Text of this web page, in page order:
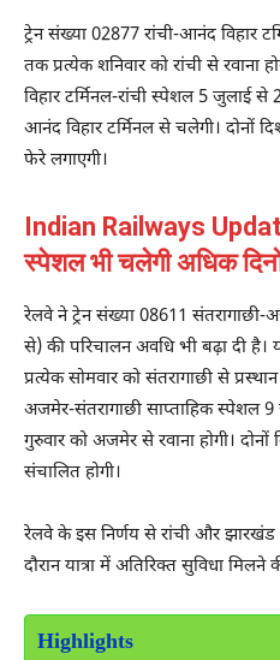
ट्रेन संख्या 02877 रांची-आनंद विहार
तक प्रत्येक शनिवार को रांची से रवाना
विहार टर्मिनल-रांची स्पेशल 5 जुलाई से
आनंद विहार टर्मिनल से चलेगी। दोनों
फेरे लगाएगी।
Indian Railways
स्पेशल भी चलेगी अधिक
रेलवे ने ट्रेन संख्या 08611 संतरागाछी-
से) की परिचालन अवधि भी बढ़ा दी
प्रत्येक सोमवार को संतरागाछी से
अजमेर-संतरागाछी साप्ताहिक स्पेशल
गुरुवार को अजमेर से रवाना होगी।
संचालित होगी।
रेलवे के इस निर्णय से रांची और झारखंड
दौरान यात्रा में अतिरिक्त सुविधा मिलने
Highlights